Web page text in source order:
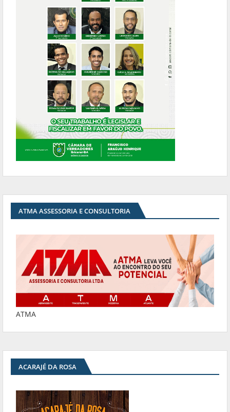
ATMA ASSESSORIA E CONSULTORIA
ATMA
ACARAJÉ DA ROSA